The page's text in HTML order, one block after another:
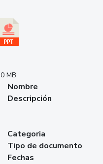
0 MB
Nombre
Descripción
Categoria
Tipo de documento
Fechas